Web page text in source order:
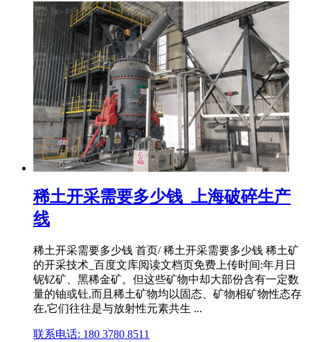
稀土开采需要多少钱_上海破碎生产
线
稀土开采需要多少钱 首页/ 稀土开采需要多少钱 稀土矿
的开采技术_百度文库阅读文档页免费上传时间:年月日
铌钇矿、黑稀金矿。但这些矿物中却大部份含有一定数
量的铀或钍,而且稀土矿物均以固态、矿物相矿物性态存
在,它们往往是与放射性元素共生 ...
联系电话: 180 3780 8511